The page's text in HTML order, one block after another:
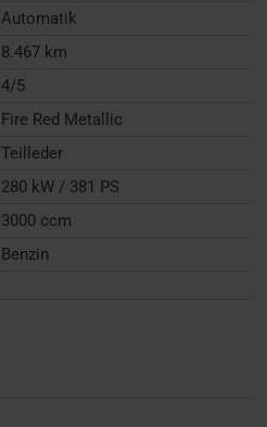
Automatik
8.467 km
4/5
Fire Red Metallic
Teilleder
280 kW / 381 PS
3000 ccm
Benzin